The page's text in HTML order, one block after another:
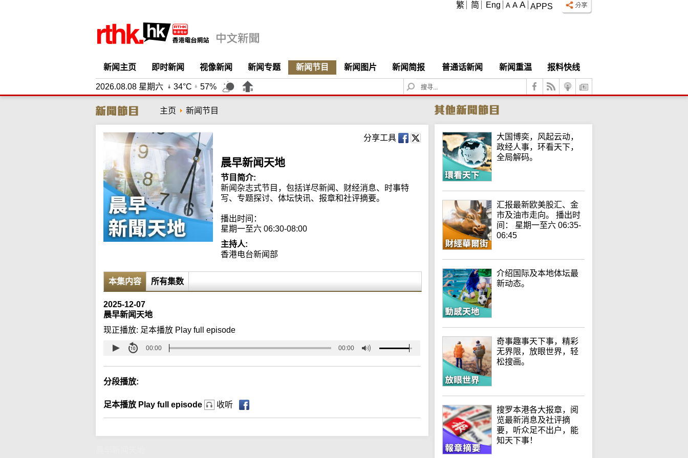
APPS
A A A
繁 简 Eng
新闻主页 即时新闻 视像新闻 新闻专题 新闻节目 新闻图片 新闻简报 普通话新闻 新闻重温 报料快线
2026.08.08 星期六 34°C 57%
S
e
c
h
主页 新闻节目
分享工具
晨早新闻天地
节目简介:
新闻杂志式节目，包括详尽新闻、财经消息、时事特
写、专题探讨、体坛快讯、报章和社评摘要。
播出时间：
星期一至六 06:30-08:00
主持人:
香港电台新闻部
本集内容 所有集数
2025-12-07
晨早新闻天地
现正播放: 足本播放 Play full episode
00:00 00:00
分段播放:
足本播放 Play full episode 收听
大国博奕，风起云动，
政经人事，环看天下，
全局解码。
汇报最新欧美股汇、金
市及油市走向。 播出时
间： 星期一至六 06:35-
06:45
介绍国际及本地体坛最
新动态。
奇事趣事天下事，精彩
无界限，放眼世界，轻
松搜画。
搜罗本港各大报章，阅
览最新消息及社评摘
要，听众足不出户，能
知天下事！